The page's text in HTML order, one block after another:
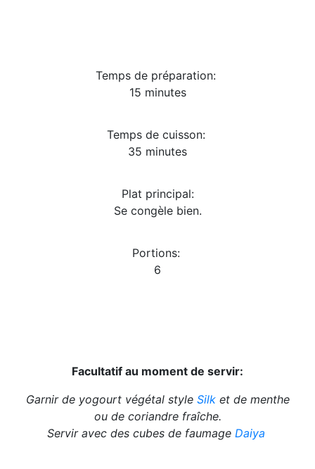
Temps de préparation:
15 minutes
Temps de cuisson:
35 minutes
Plat principal:
Se congèle bien.
Portions:
6
Facultatif au moment de servir:
Garnir de yogourt végétal style Silket de menthe
ou de coriandre fraîche.
Servir avec des cubes de faumage Daiya